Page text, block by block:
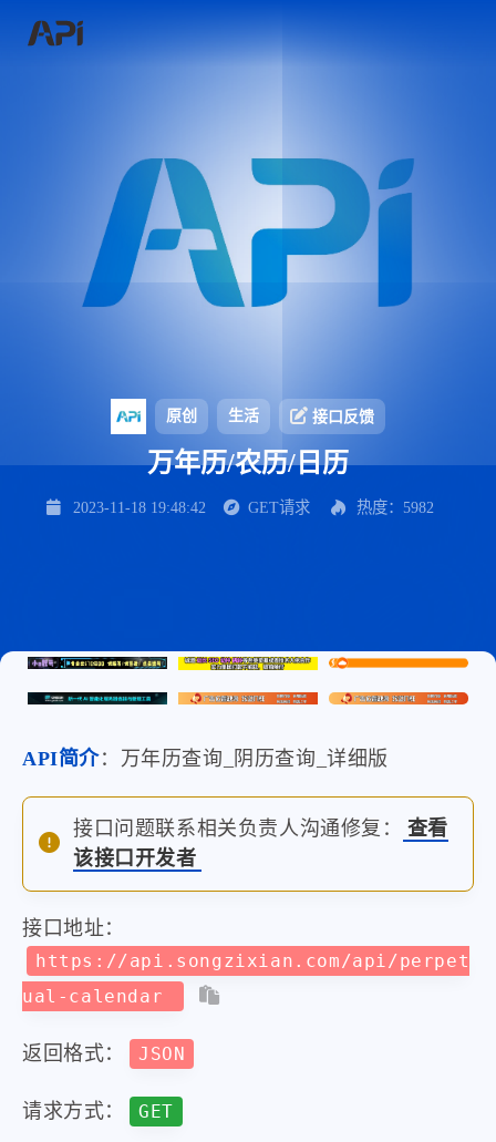
原创 生活 接口反馈
万年历/农历/日历
2023-11-18 19:48:42 GET请求 热度：5982
API简介：万年历查询_阴历查询_详细版
接口问题联系相关负责人沟通修复：
查看
该接口开发者
接口地址：
https://api.songzixian.com/api/perpet
ual-calendar
返回格式： JSON
请求方式： GET